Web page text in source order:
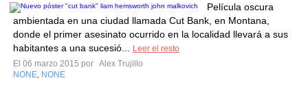
Película oscura
ambientada en una ciudad llamada Cut Bank, en Montana,
donde el primer asesinato ocurrido en la localidad llevará a sus
habitantes a una sucesió...
Leer el resto
El 06 marzo 2015 por Alex Trujillo
NONE NONE